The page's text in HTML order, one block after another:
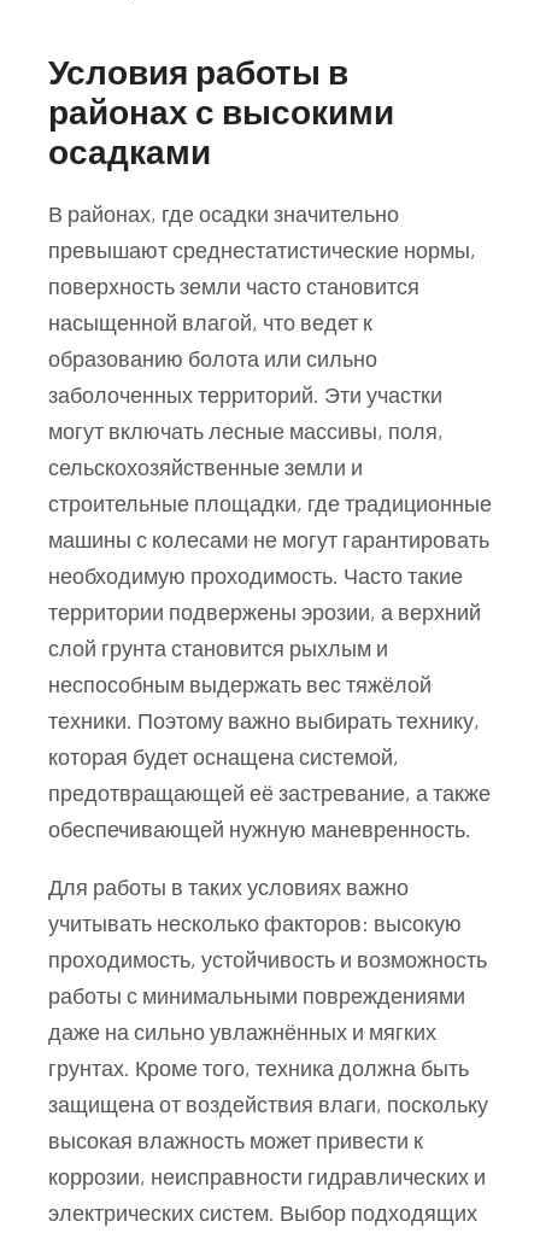
Условия работы в
районах с высокими
осадками
В районах, где осадки значительно
превышают среднестатистические нормы,
поверхность земли часто становится
насыщенной влагой, что ведет к
образованию болота или сильно
заболоченных территорий. Эти участки
могут включать лесные массивы, поля,
сельскохозяйственные земли и
строительные площадки, где традиционные
машины с колесами не могут гарантировать
необходимую проходимость. Часто такие
территории подвержены эрозии, а верхний
слой грунта становится рыхлым и
неспособным выдержать вес тяжёлой
техники. Поэтому важно выбирать технику,
которая будет оснащена системой,
предотвращающей её застревание, а также
обеспечивающей нужную маневренность.
Для работы в таких условиях важно
учитывать несколько факторов: высокую
проходимость, устойчивость и возможность
работы с минимальными повреждениями
даже на сильно увлажнённых и мягких
грунтах. Кроме того, техника должна быть
защищена от воздействия влаги, поскольку
высокая влажность может привести к
коррозии, неисправности гидравлических и
электрических систем. Выбор подходящих